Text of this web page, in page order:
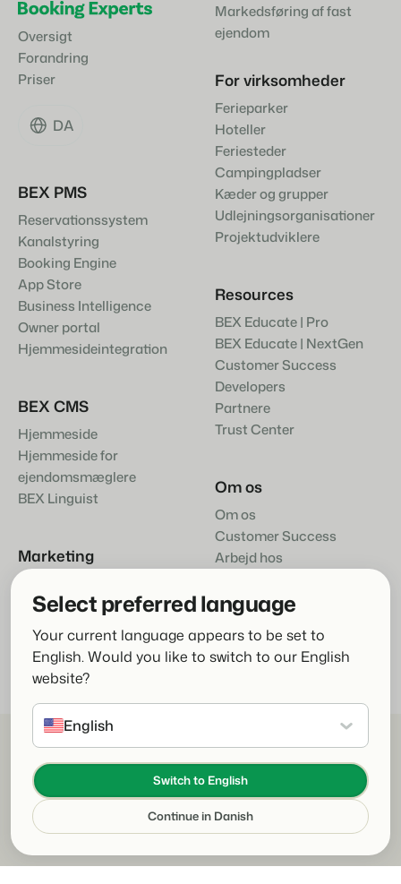
Select preferred language
Your current language appears to be set to
English. Would you like to switch to our English
website?
English
Switch to English
Continue in Danish
Oversigt
Forandring
Priser
DA
BEX PMS
Reservationssystem
Kanalstyring
Booking Engine
App Store
Business Intelligence
Owner portal
Hjemmesideintegration
BEX CMS
Hjemmeside
Hjemmeside for
ejendomsmæglere
BEX Linguist
Marketing
Markedsføring af fast
ejendom
For virksomheder
Ferieparker
Hoteller
Feriesteder
Campingpladser
Kæder og grupper
Udlejningsorganisationer
Projektudviklere
Resources
BEX Educate | Pro
BEX Educate | NextGen
Customer Success
Developers
Partnere
Trust Center
Om os
Om os
Customer Success
Arbejd hos
Cookie Policy
Privacy policy